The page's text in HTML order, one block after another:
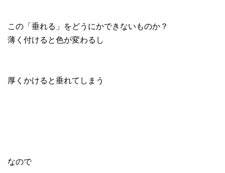
この「垂れる」をどうにかできないものか？
薄く付けると色が変わるし
厚くかけると垂れてしまう
なので